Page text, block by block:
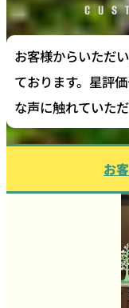
お客様からいただ
ております。星評
な声に触れていただ
お